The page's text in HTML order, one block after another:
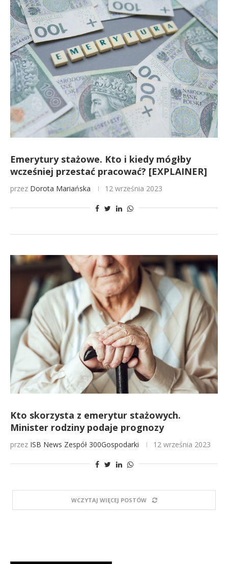
Emerytury stażowe. Kto i kiedy mógłby
wcześniej przestać pracować? [EXPLAINER]
przez Dorota Mariańska 12 września 2023
Kto skorzysta z emerytur stażowych.
Minister rodziny podaje prognozy
przez ISB News Zespół 300Gospodarki 12 września 2023
WCZYTAJ WIĘCEJ POSTÓW